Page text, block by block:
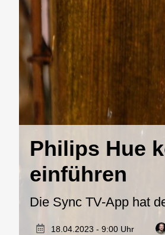
Philips Hue
einführen
Die Sync TV-App hat
18.04.2023 - 9:00 Uhr